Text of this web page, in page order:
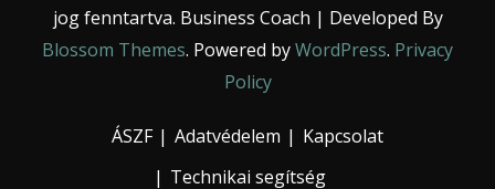
jog fenntartva. Business Coach | Developed By
Blossom Themes. Powered byWordPress. Privacy
Policy
ÁSZF Adatvédelem
Kapcsolat
Technikai segítség